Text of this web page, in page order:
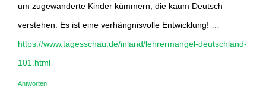
um zugewanderte Kinder kümmern, die kaum Deutsch
verstehen. Es ist eine verhängnisvolle Entwicklung! …
https://www.tagesschau.de/inland/lehrermangel-deutschland-
101.html
Antworten